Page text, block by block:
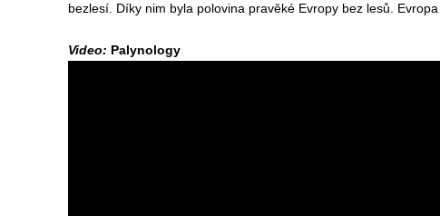
bezlesí. Díky nim byla polovina pravěké Evropy bez lesů.
Video: Palynology